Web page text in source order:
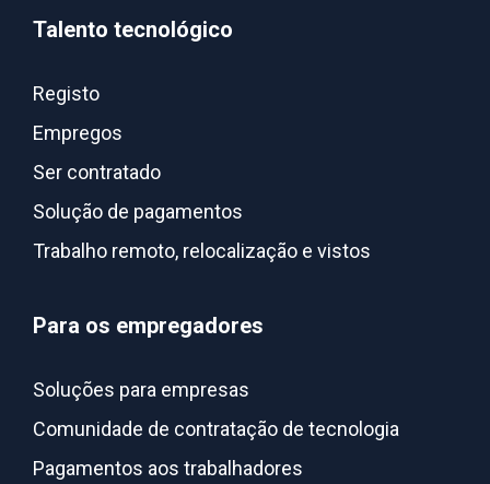
Talento tecnológico
Registo
Empregos
Ser contratado
Solução de pagamentos
Trabalho remoto, relocalização e vistos
Para os empregadores
Soluções para empresas
Comunidade de contratação de tecnologia
Pagamentos aos trabalhadores